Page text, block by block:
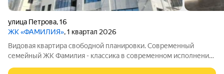
улица Петрова,16
ЖК «ФАМИЛИЯ», 1 квартал 2026
Видовая квартира свободной планировки. Современный
семейный ЖК Фамилия - классика в современном исполнении.